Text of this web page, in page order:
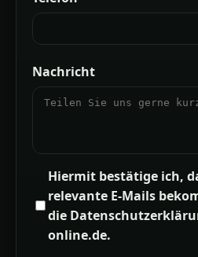
Nachricht
Hiermit bestätige ich,
relevante E-Mails
die
online.de.